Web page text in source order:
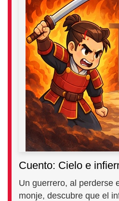
Cuento: Cielo e
Un guerrero, al perderse
monje, descubre que el